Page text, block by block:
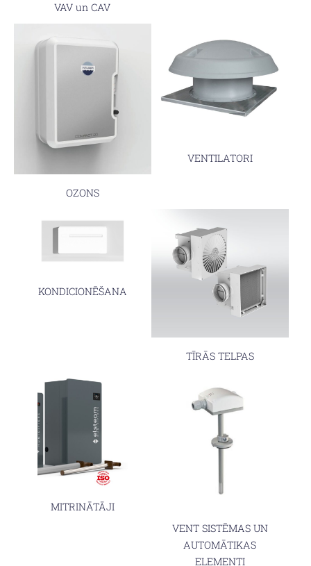
VAV un CAV
OZONS
VENTILATORI
KONDICIONĒŠANA
TĪRĀS TELPAS
MITRINĀTĀJI
VENT SISTĒMAS UN
AUTOMĀTIKAS
ELEMENTI